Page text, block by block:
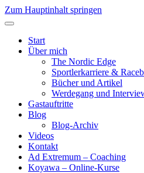
Zum Hauptinhalt springen
Start
Über mich
The Nordic Edge
Sportlerkarriere &
Bücher und Artikel
Werdegang und
Gastauftritte
Blog
Blog-Archiv
Videos
Kontakt
Ad Extremum – Coaching
Koyawa – Online-Kurse